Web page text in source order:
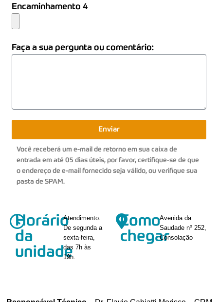
Encaminhamento 4
Faça a sua pergunta ou comentário:
Enviar
Você receberá um e-mail de retorno em sua caixa de
entrada em até 05 dias úteis, por favor, certifique-se de que
o endereço de e-mail fornecido seja válido, ou verifique sua
pasta de SPAM.
Horário
da
unidade
Atendimento:
De segunda a
sexta-feira,
das 7h às
19h.
Como
chegar
Avenida da
Saudade nº 252,
Consolação